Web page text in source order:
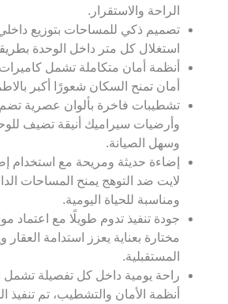
الراحة والاستقرار.
تصميم ذكي للمساحات بتوزيع
استغلال كل متر داخل الوحدة
أنظمة أمان متكاملة تشمل
أمان تمنح السكان شعورًا أكبر
تشطيبات فاخرة بألوان عصرية تضم
وأرضيات سيراميك أنيقة تضيف
وسهل الصيانة.
لايت ضد التوهج يمنح المساحات
ومناسبة للحياة اليومية.
جودة تنفيذ تدوم طويلًا مع اعتماد
مختارة بعناية يعزز استدامة
المستقبلية.
راحة يومية داخل كل تفصيلة تشمل
أنظمة الأمان والتشطيب، تم تنفيذ